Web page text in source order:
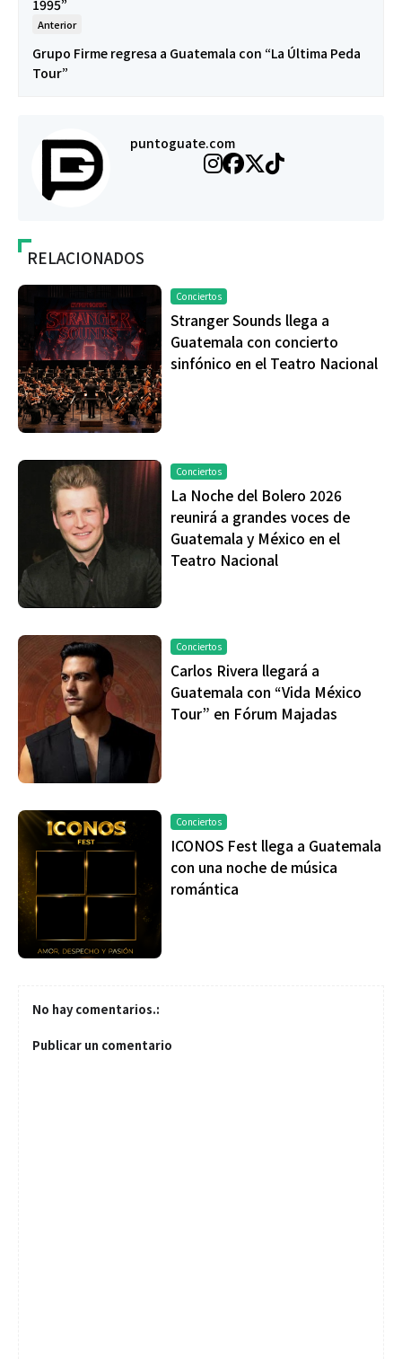
1995”
Anterior
Grupo Firme regresa a Guatemala con “La Última Peda
Tour”
puntoguate.com
RELACIONADOS
Conciertos
Stranger Sounds llega a
Guatemala con concierto
sinfónico en el Teatro Nacional
Conciertos
La Noche del Bolero 2026
reunirá a grandes voces de
Guatemala y México en el
Teatro Nacional
Conciertos
Carlos Rivera llegará a
Guatemala con “Vida México
Tour” en Fórum Majadas
Conciertos
ICONOS Fest llega a Guatemala
con una noche de música
romántica
No hay comentarios.:
Publicar un comentario